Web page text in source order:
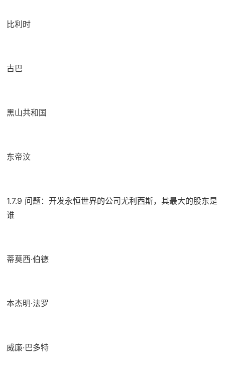
比利时
古巴
黑山共和国
东帝汶
1.7.9 问题：开发永恒世界的公司尤利西斯，其最大的股东是
谁
蒂莫西·伯德
本杰明·法罗
威廉·巴多特